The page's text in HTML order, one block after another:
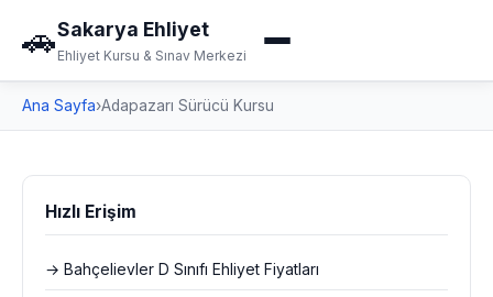
🚗Sakarya Ehliyet
Ehliyet Kursu & Sınav Merkezi
Ana Sayfa›Adapazarı Sürücü Kursu
Hızlı Erişim
→ Bahçelievler D Sınıfı Ehliyet Fiyatları